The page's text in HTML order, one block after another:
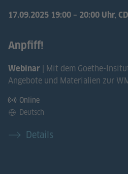
17.09.2025 19:00 – 20:00 Uhr,
Anpfiff!
Webinar | Mit dem Goethe-
Angebote und Materialien zur
Online
Deutsch
Details